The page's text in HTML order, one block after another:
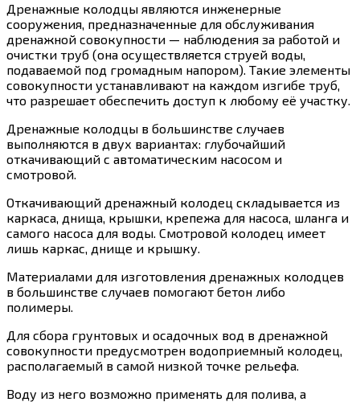
Дренажные колодцы являются инженерные
сооружения, предназначенные для обслуживания
дренажной совокупности — наблюдения за работой и
очистки труб (она осуществляется струей воды,
подаваемой под громадным напором). Такие элементы
совокупности устанавливают на каждом изгибе труб,
что разрешает обеспечить доступ к любому её участку.
Дренажные колодцы в большинстве случаев
выполняются в двух вариантах: глубочайший
откачивающий с автоматическим насосом и
смотровой.
Откачивающий дренажный колодец складывается из
каркаса, днища, крышки, крепежа для насоса, шланга и
самого насоса для воды. Смотровой колодец имеет
лишь каркас, днище и крышку.
Материалами для изготовления дренажных колодцев
в большинстве случаев помогают бетон либо
полимеры.
Для сбора грунтовых и осадочных вод в дренажной
совокупности предусмотрен водоприемный колодец,
располагаемый в самой низкой точке рельефа.
Воду из него возможно применять для полива, а